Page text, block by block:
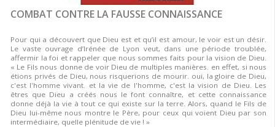
COMBAT CONTRE LA FAUSSE CONNAISSANCE
Pour qui a découvert que Dieu est et qu’il est amour, le voir est un désir.
Le vaste ouvrage d’Irénée de Lyon veut, dans une période troublée,
affermir la foi et rappeler que nous sommes faits pour la vision de Dieu.
« Le Fils nous donne de voir Dieu de multiples manières. en effet, si nous
étions privés de Dieu, nous risquerions de mourir. oui, la gloire de Dieu,
c'est l'homme vivant. et la vie de l'homme, c'est la vision de Dieu. Les
êtres que Dieu a créés nous le font connaître, et cette connaissance
donne déjà la vie à tout ce qui existe sur la terre. Alors, quand le Fils de
Dieu lui-même nous montre le Père, pour ceux qui voient Dieu par son
intermédiaire, quelle plénitude de vie ! »